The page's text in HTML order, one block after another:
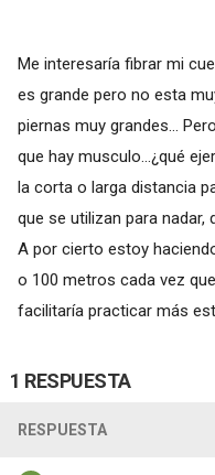
Me interesaría fibrar mi
es grande pero no esta
piernas muy grandes...
que hay musculo...¿qué
la corta o larga distancia
que se utilizan para nadar,
A por cierto estoy
o 100 metros cada vez
facilitaría practicar más
1 RESPUESTA
RESPUESTA